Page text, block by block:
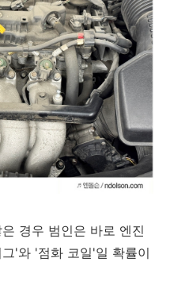
경우 범인은 바로 엔진
'와 '점화 코일'일 확률이